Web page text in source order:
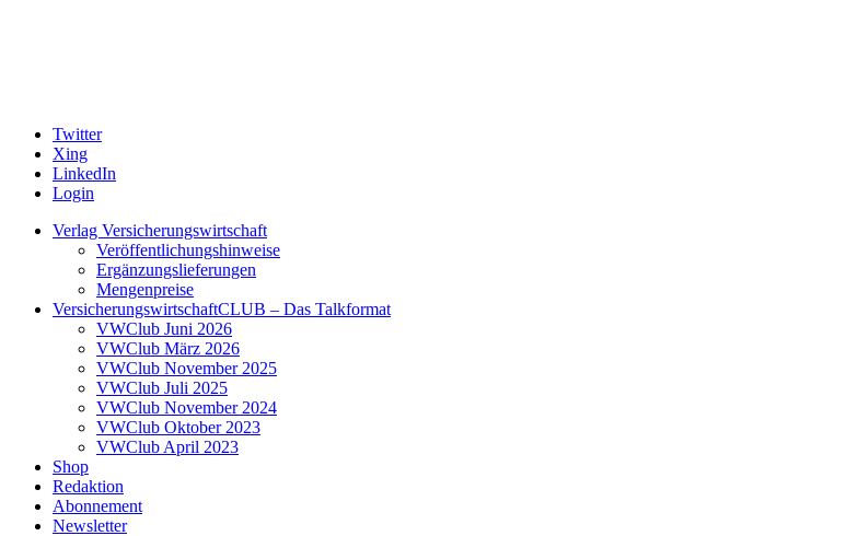
Twitter
Xing
LinkedIn
Login
Verlag Versicherungswirtschaft
Veröffentlichungshinweise
Ergänzungslieferungen
Mengenpreise
VersicherungswirtschaftCLUB – Das Talkformat
VWClub Juni 2026
VWClub März 2026
VWClub November 2025
VWClub Juli 2025
VWClub November 2024
VWClub Oktober 2023
VWClub April 2023
Shop
Redaktion
Abonnement
Newsletter